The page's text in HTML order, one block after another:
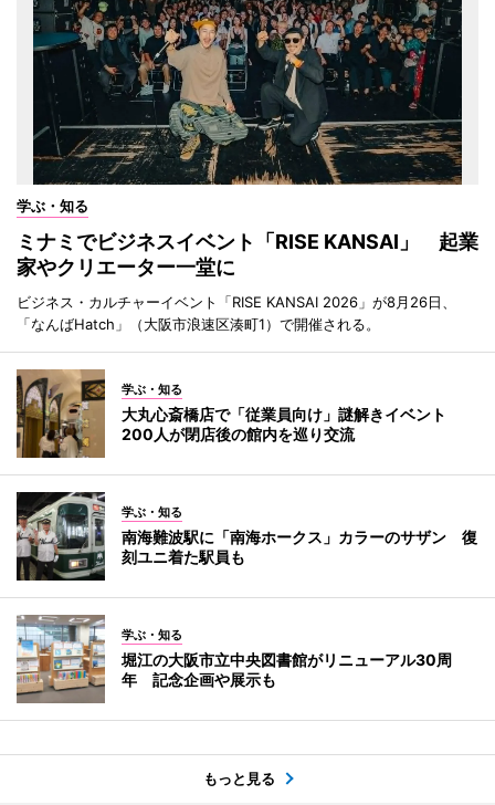
学ぶ・知る
ミナミでビジネスイベント「RISE KANSAI」 起業
家やクリエーター一堂に
ビジネス・カルチャーイベント「RISE KANSAI 2026」が8月26日、
「なんばHatch」（大阪市浪速区湊町1）で開催される。
学ぶ・知る
大丸心斎橋店で「従業員向け」謎解きイベント
200人が閉店後の館内を巡り交流
学ぶ・知る
南海難波駅に「南海ホークス」カラーのサザン 復
刻ユニ着た駅員も
学ぶ・知る
堀江の大阪市立中央図書館がリニューアル30周
年 記念企画や展示も
もっと見る